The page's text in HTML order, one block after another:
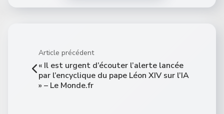
Article précédent
« Il est urgent d’écouter l’alerte lancée
par l’encyclique du pape Léon XIV sur l’IA
» – Le Monde.fr